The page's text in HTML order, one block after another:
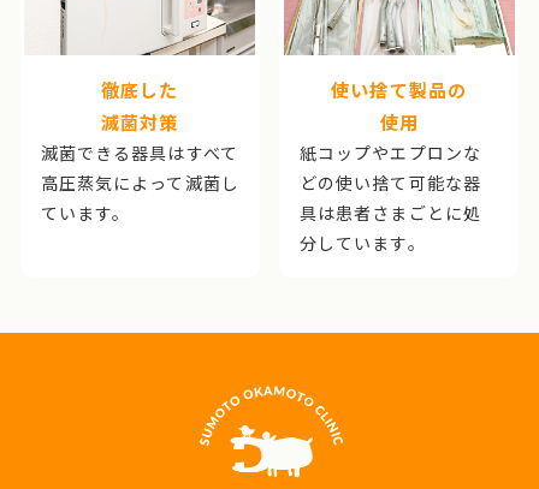
徹底した
滅菌対策
滅菌できる器具はすべて
高圧蒸気によって滅菌し
ています。
使い捨て製品の
使用
紙コップやエプロンな
どの使い捨て可能な器
具は患者さまごとに処
分しています。